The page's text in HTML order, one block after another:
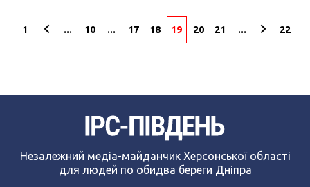
1 ... 10 ... 17 18 19 20 21 ... 22
Незалежний медіа-майданчик Херсонської області
для людей по обидва береги Дніпра